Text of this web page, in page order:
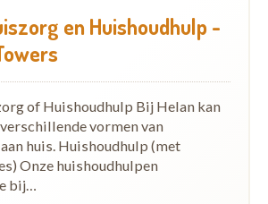
en Huishoudhulp -
of Huishoudhulp Bij Helan kan
vormen van
huis. Huishoudhulp (met
Onze huishoudhulpen
bij…